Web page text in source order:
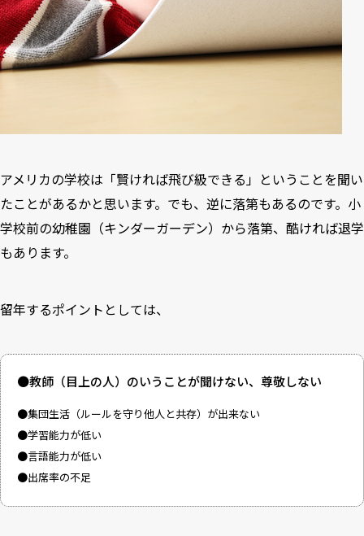
アメリカの学校は「賢ければ飛び級できる」ということを聞い
たことがあるかと思います。でも、逆に落第もあるのです。小
学校前の幼稚園（キンダーガーデン）から落第、酷ければ退学
もあります。
留年するポイントとしては、
●教師（目上の人）のいうことが聞けない、尊敬しない
●集団生活（ルールを守り他人と共存）が出来ない
●学習能力が低い
●言語能力が低い
●出席率の不足